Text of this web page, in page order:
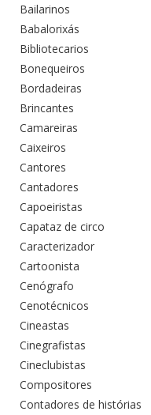
Bailarinos
Babalorixás
Bibliotecarios
Bonequeiros
Bordadeiras
Brincantes
Camareiras
Caixeiros
Cantores
Cantadores
Capoeiristas
Capataz de circo
Caracterizador
Cartoonista
Cenógrafo
Cenotécnicos
Cineastas
Cinegrafistas
Cineclubistas
Compositores
Contadores de histórias